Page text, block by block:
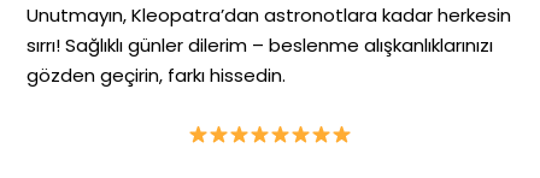
Unutmayın, Kleopatra’dan astronotlara kadar herkesin
sırrı! Sağlıklı günler dilerim – beslenme alışkanlıklarınızı
gözden geçirin, farkı hissedin.